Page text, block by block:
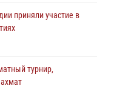
с профессиональным
на южном
приняли участие в
турнир,